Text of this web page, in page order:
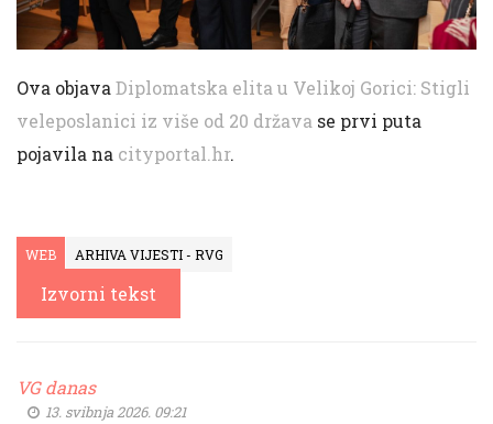
Ova objava Diplomatska elita u Velikoj Gorici: Stigli
veleposlanici iz više od 20 država se prvi puta
pojavila na cityportal.hr.
WEB ARHIVA VIJESTI - RVG
Izvorni tekst
VG danas
13. svibnja 2026. 09:21